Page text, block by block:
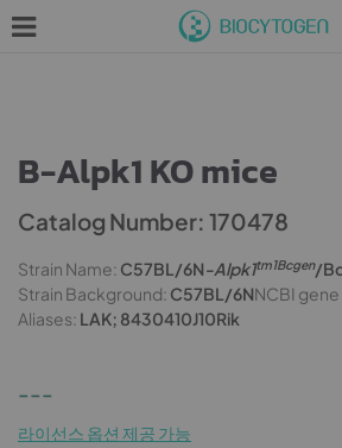
B-Alpk1 KO mice
Catalog Number: 170478
Strain Name: C57BL/6N-Alpk1tm1Bcgen/
Strain Background: C57BL/6NNCBI gene
Aliases: LAK; 8430410J10Rik
---
라이선스 옵션 제공 가능